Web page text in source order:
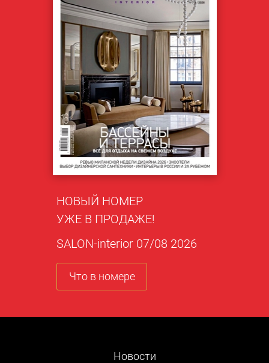
НОВЫЙ НОМЕР
УЖЕ В ПРОДАЖЕ!
SALON-interior 07/08 2026
Что в номере
Новости